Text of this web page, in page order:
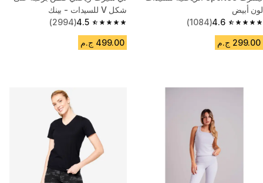
لون أبيض
4.6
4.6 out of 5 stars from 1084 reviews
(1084)
299.00 ج.م
شكل V للسيدات - بينك
4.5
4.5 out of 5 stars from 2994 reviews
(2994)
499.00 ج.م